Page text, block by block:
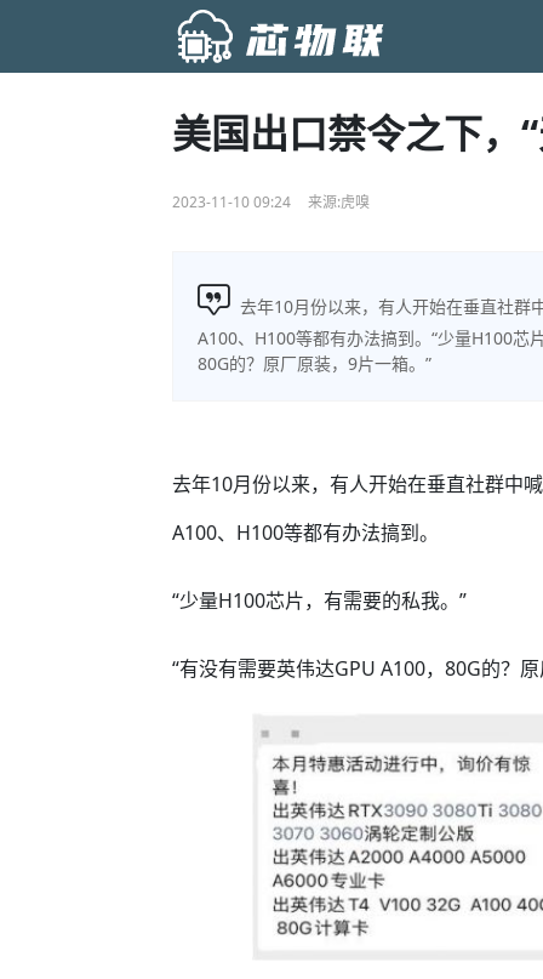
美国出口禁令之下，
2023-11-10 09:24 来源:虎嗅
去年10月份以来，有人开始在垂直社群
A100、H100等都有办法搞到。“少量H100芯
80G的？原厂原装，9片一箱。”
去年10月份以来，有人开始在垂直社群中
A100、H100等都有办法搞到。
“少量H100芯片，有需要的私我。”
“有没有需要英伟达GPU A100，80G的？